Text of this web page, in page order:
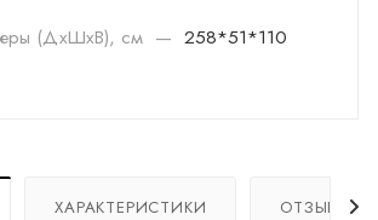
(ДхШхВ), см — 258*51*110
ХАРАКТЕРИСТИКИ ОТЗЫВЫ